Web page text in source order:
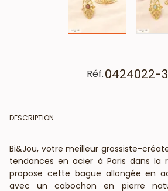
Réf.0424022-
DESCRIPTION
Bi&Jou, votre meilleur grossiste-
tendances en acier à Paris dans la
propose cette bague allongée en
avec un cabochon en pierre